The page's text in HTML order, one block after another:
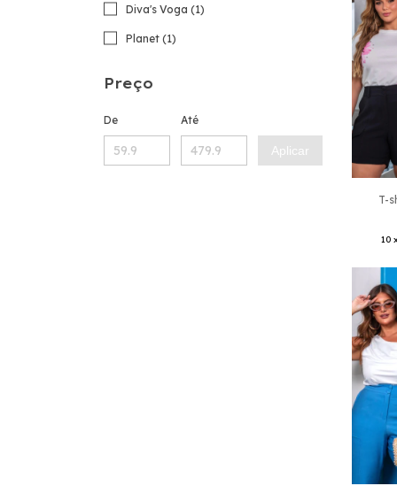
Diva's Voga (1)
Planet (1)
Preço
De Até
Aplicar
T-
10